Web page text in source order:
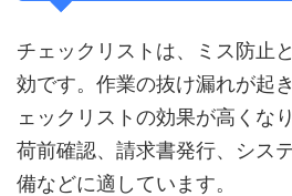
チェックリストは、ミス防止
効です。作業の抜け漏れが起
ェックリストの効果が高くな
荷前確認、請求書発行、シス
備などに適しています。